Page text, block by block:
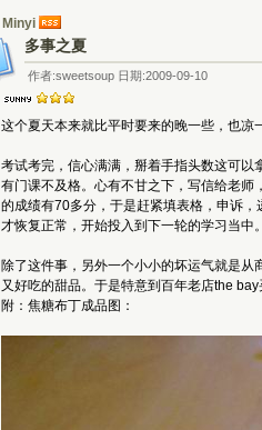
Minyi
多事之夏
作者:sweetsoup 日期:2009-09-10
这个夏天本来就比平时要来的晚一些，也
考试考完，信心满满，掰着手指头数这可
有门课不及格。心有不甘之下，写信给老
的成绩有70多分，于是赶紧填表格，申诉
才恢复正常，开始投入到下一轮的学习当
除了这件事，另外一个小小的坏运气就是
又好吃的甜品。于是特意到百年老店the
附：焦糖布丁成品图：